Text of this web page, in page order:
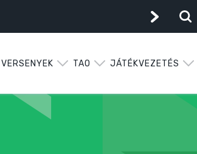
VERSENYEK TAO JÁTÉKVEZETÉS